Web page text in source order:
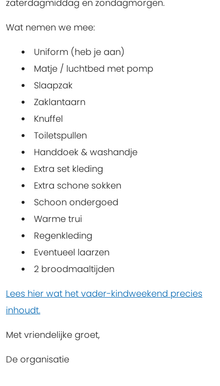
zaterdagmiddag en zondagmorgen.
Wat nemen we mee:
Uniform (heb je aan)
Matje / luchtbed met pomp
Slaapzak
Zaklantaarn
Knuffel
Toiletspullen
Handdoek & washandje
Extra set kleding
Extra schone sokken
Schoon ondergoed
Warme trui
Regenkleding
Eventueel laarzen
2 broodmaaltijden
Lees hier wat het vader-kindweekend precies
inhoudt.
Met vriendelijke groet,
De organisatie